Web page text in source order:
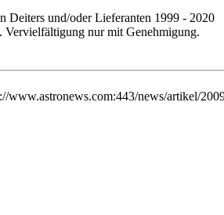
Deiters und/oder Lieferanten 1999 - 2020
Vervielfältigung nur mit Genehmigung.
www.astronews.com:443/news/artikel/